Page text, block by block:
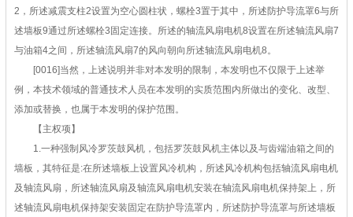
2，所述减震支柱2设置为空心圆柱状，螺栓3置于其中，所述防护导流罩6与所
述墙板9通过所述螺栓3固定连接。所述的轴流风扇电机8设置在所述轴流风扇7
与油箱4之间，所述轴流风扇7的风向朝向所述轴流风扇电机8。
[0016]当然，上述说明并非对本发明的限制，本发明也不仅限于上述举
例，本技术领域的普通技术人员在本发明的实质范围内所做出的变化、改型、
添加或替换，也属于本发明的保护范围。
【主权项】
1.一种强制风冷罗茨鼓风机，包括罗茨鼓风机主体以及与齿端油箱之间的
墙板，其特征是:在所述墙板上设置风冷机构，所述风冷机构包括轴流风扇电机
及轴流风扇，所述轴流风扇及轴流风扇电机安装在轴流风扇电机保持架上，所
述轴流风扇电机保持架安装固定在防护导流罩内，所述防护导流罩与所述墙板